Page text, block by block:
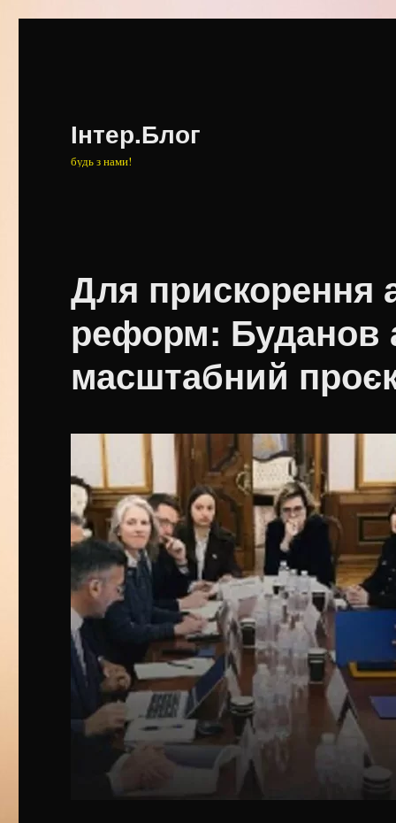
Інтер.Блог
будь з нами!
Для прискорення
реформ: Буданов
масштабний